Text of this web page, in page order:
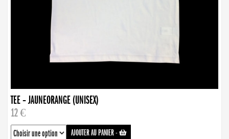
TEE – JAUNEORANGE (UNISEX)
12 €
AJOUTER AU PANIER-